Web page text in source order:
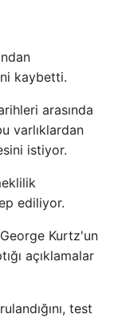
kaybetti.
​​arasında
varlıklardan
istiyor.
ediliyor.
Kurtz'un
açıklamalar
test